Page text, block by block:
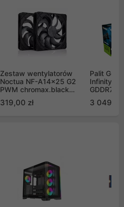
Zestaw wentylatorów
Noctua NF-A14x25 G2
PWM chromax.black
Push Pull (2szt)
319,00 zł
Palit
Infinity 3
GDDR7
GB2050S)
3 049,00